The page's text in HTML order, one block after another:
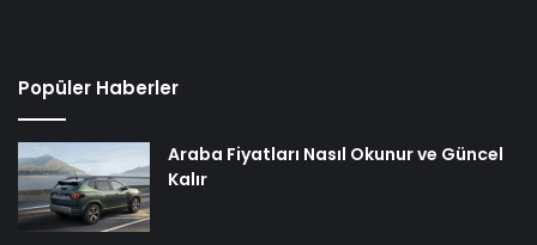
Popüler Haberler
Araba Fiyatları Nasıl Okunur ve Güncel
Kalır